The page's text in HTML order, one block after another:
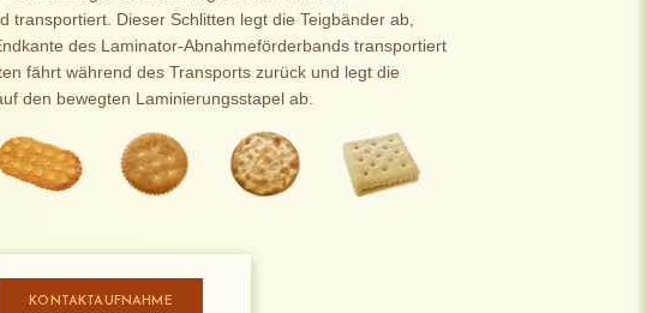
transportiert. Dieser Schlitten legt die Teigbänder ab,
des Laminator-Abnahmeförderbands transportiert
fährt während des Transports zurück und legt die
den bewegten Laminierungsstapel ab.
KONTAKTAUFNAHME